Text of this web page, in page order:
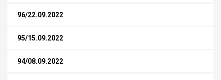
96/22.09.2022
95/15.09.2022
94/08.09.2022